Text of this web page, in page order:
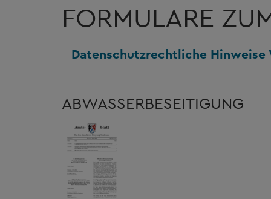
FORMULARE
Datenschutzrechtliche Hinweise
ABWASSERBESEITIGUNG